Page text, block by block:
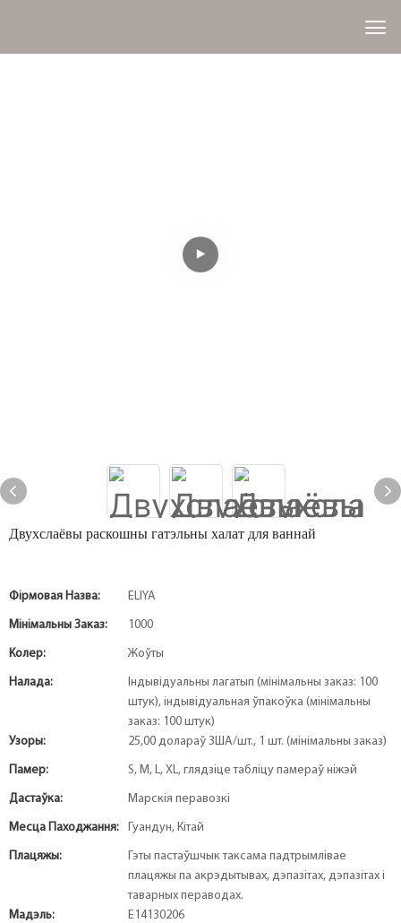
Двухслаёвы раскошны гатэльны халат для ваннай
Фірмовая Назва: ELIYA
Мінімальны Заказ: 1000
Колер: Жоўты
Налада:
Індывідуальны лагатып (мінімальны заказ: 100
штук), індывідуальная ўпакоўка (мінімальны
заказ: 100 штук)
Узоры:
25,00 долараў ЗША/шт., 1 шт. (мінімальны заказ)
Памер: S, M, L, XL, глядзіце табліцу памераў ніжэй
Дастаўка: Марскія перавозкі
Месца Паходжання: Гуандун, Кітай
Плацяжы:
Гэты пастаўшчык таксама падтрымлівае
плацяжы па акрэдытывах, дэпазітах, дэпазітах і
таварных пераводах.
Мадэль:
E14130206